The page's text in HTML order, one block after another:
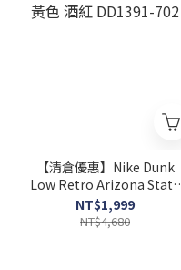
【清倉優惠】Nike Dunk
Low Retro Arizona State
金黃色 酒紅 DD1391-702
NT$1,999
NT$4,680